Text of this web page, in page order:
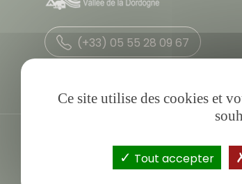
(+33) 05 55 28 09 67
Ce site utilise des cookies et
Tout accepter